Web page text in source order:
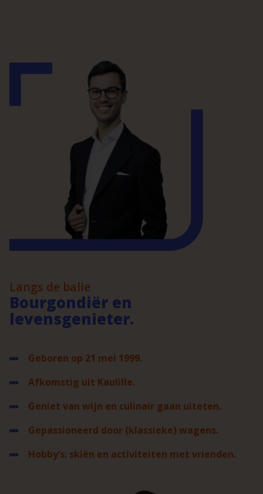
Langs de balie
Bourgondiër en
levensgenieter.
Geboren op 21 mei 1999.
Afkomstig uit Kaulille.
Geniet van wijn en culinair gaan uiteten.
Gepassioneerd door (klassieke) wagens.
Hobby’s: skiën en activiteiten met vrienden.